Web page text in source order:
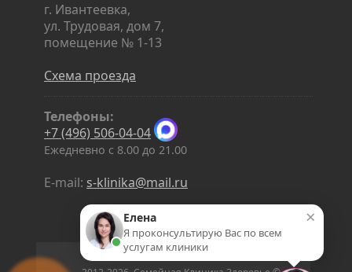
г. Ивантеевка,
ул. Трудовая, дом 7,
помещение № 1-13
Схема проезда
Телефоны:
+7 (496) 506-04-04
Ежедневно с 8.00 до 21.00
E-mail: s-klinika@mail.ru
×
Елена
Я проконсультирую Вас по всем
услугам клиники